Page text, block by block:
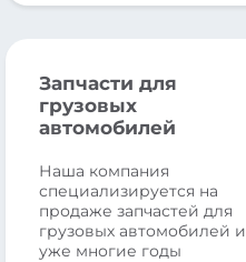
Запчасти для
грузовых
автомобилей
Наша компания
специализируется на
продаже запчастей для
грузовых автомобилей и
уже многие годы